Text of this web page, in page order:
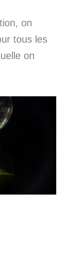
on
tous les
on